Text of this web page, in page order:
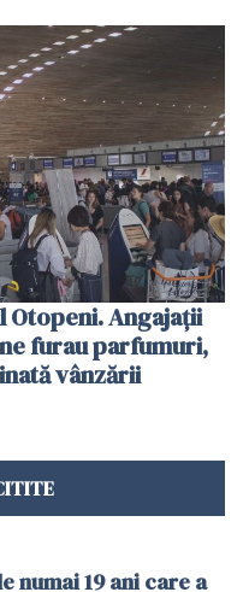
Angajații
furau parfumuri,
vânzării
numai 19 ani care a